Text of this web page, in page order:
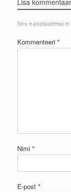
Lisa kommentaar
Sinu e-postiaadressi ei
Kommenteeri *
Nimi *
E-post *